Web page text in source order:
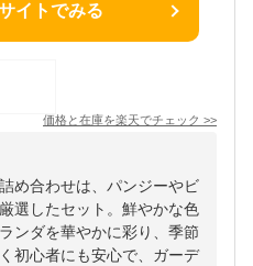
イトでみる
価格と在庫を楽天でチェック >>
め合わせは、パンジーやビ
選したセット。鮮やかな色
ンダを華やかに彩り、季節
初心者にも安心で、ガーデ